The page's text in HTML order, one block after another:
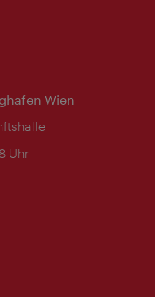
Wien
Uhr